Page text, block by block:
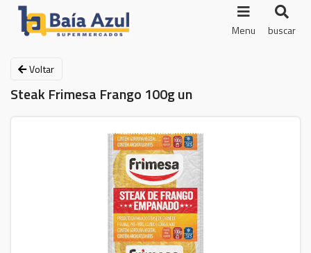
Menu buscar
Voltar
Steak Frimesa Frango 100g un